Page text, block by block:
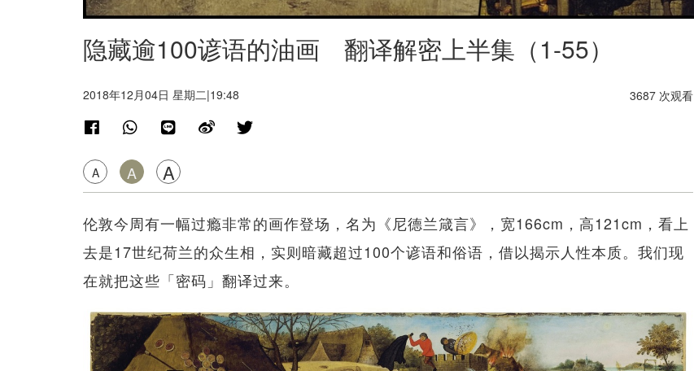
隐藏逾100谚语的油画 翻译解密上半集（1-55）
2018年12月04日 星期二|19:48
A A A
3687 次观看
伦敦今周有一幅过瘾非常的画作登场，名为《尼德兰箴言》，宽166cm，高121cm，看上
去是17世纪荷兰的众生相，实则暗藏超过100个谚语和俗语，借以揭示人性本质。我们现
在就把这些「密码」翻译过来。